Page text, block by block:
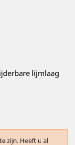
lijmlaag
zijn. Heeft u al